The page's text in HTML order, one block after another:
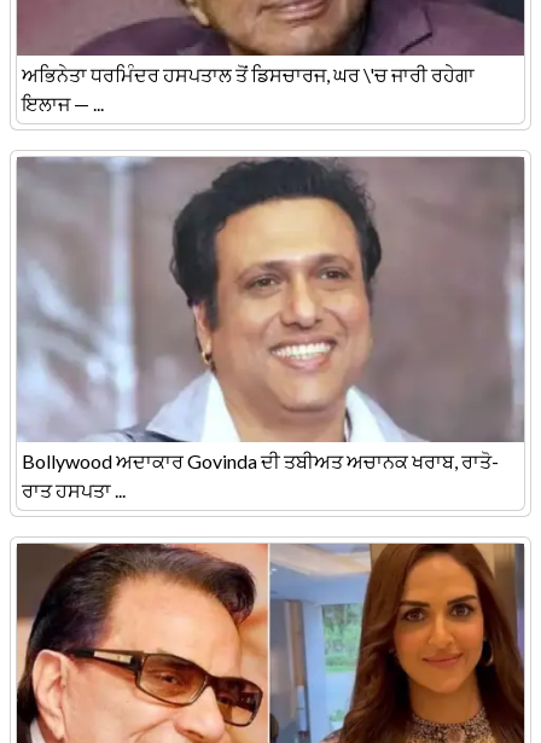
ਅਭਿਨੇਤਾ ਧਰਮਿੰਦਰ ਹਸਪਤਾਲ ਤੋਂ ਡਿਸਚਾਰਜ, ਘਰ \'ਚ ਜਾਰੀ ਰਹੇਗਾ
ਇਲਾਜ — ...
Bollywood ਅਦਾਕਾਰ Govinda ਦੀ ਤਬੀਅਤ ਅਚਾਨਕ ਖਰਾਬ, ਰਾਤੋ-
ਰਾਤ ਹਸਪਤਾ ...